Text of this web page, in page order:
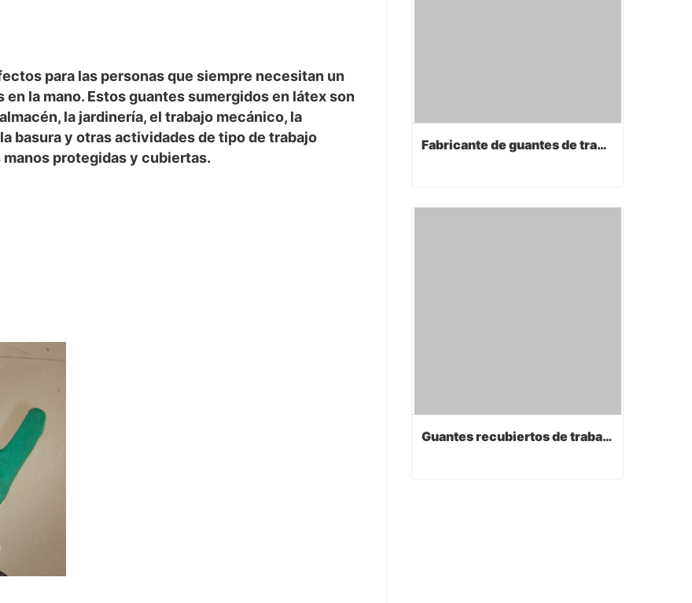
para las personas que siempre necesitan un
la mano. Estos guantes sumergidos en látex son
la jardinería, el trabajo mecánico, la
basura y otras actividades de tipo de trabajo
protegidas y cubiertas.
Fabricante de guantes de trabajo
Fabricante de guantes de trabajo
Guantes recubiertos de trabajo de PVC